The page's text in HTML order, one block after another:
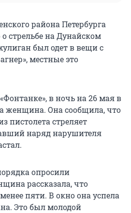
района Петербурга
стрельбе на Дунайском
был одет в вещи с
местные это
в ночь на 26 мая в
женщина. Она сообщила, что
пистолета стреляет
наряд нарушителя
опросили
рассказала, что
пяти. В окно она успела
Это был молодой